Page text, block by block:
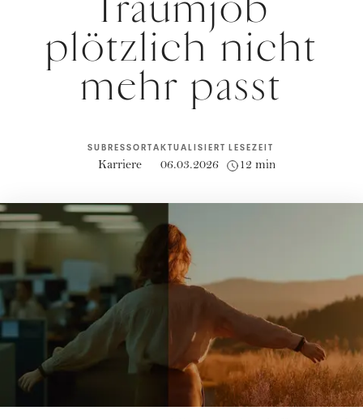
plötzlich nicht
mehr passt
SUBRESSORT
Karriere
AKTUALISIERT
06.03.2026
LESEZEIT
12 min